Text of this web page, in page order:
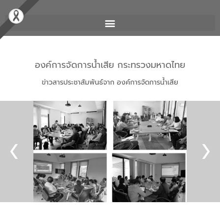
องค์การจัดการน้ำเสีย กระทรวงมหาดไทย
ข่าวสารประชาสัมพันธ์จาก องค์การจัดการน้ำเสีย